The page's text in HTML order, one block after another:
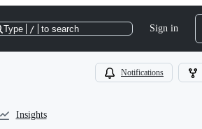
Type / to search Sign in
Notifications
Insights